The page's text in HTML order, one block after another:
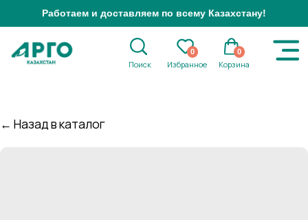
Избранное Корзина
0
Работаем и доставляем по всему Казахстану!